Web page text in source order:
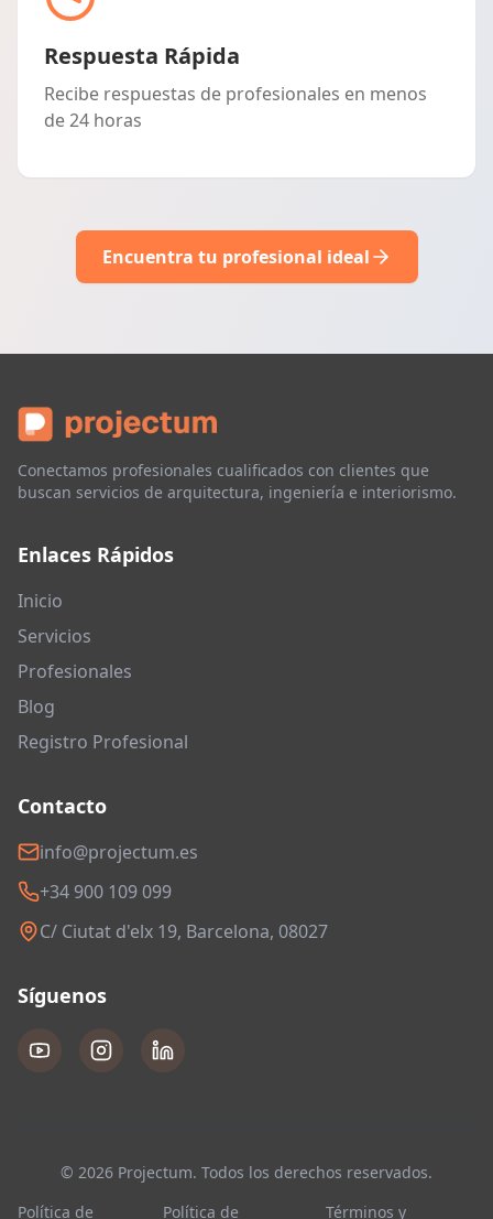
Respuesta Rápida
Recibe respuestas de profesionales en menos
de 24 horas
Encuentra tu profesional ideal
Conectamos profesionales cualificados con clientes que
buscan servicios de arquitectura, ingeniería e interiorismo.
Enlaces Rápidos
Inicio
Servicios
Profesionales
Blog
Registro Profesional
Contacto
info@projectum.es
+34 900 109 099
C/ Ciutat d'elx 19, Barcelona, 08027
Síguenos
© 2026 Projectum. Todos los derechos reservados.
Política de
Política de Términos y